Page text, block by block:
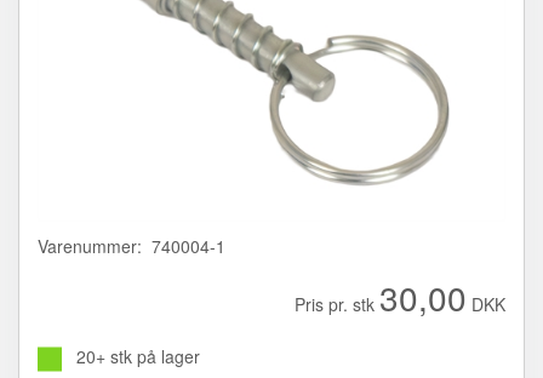
Varenummer: 740004-1
Pris pr. stk 30,00 DKK
20+ stk på lager